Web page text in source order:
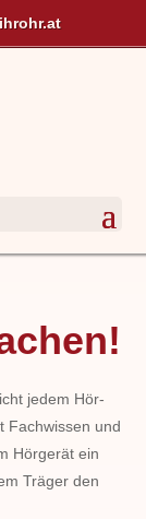
jedem Hör-
Fachwissen und
Hörgerät ein
Träger den